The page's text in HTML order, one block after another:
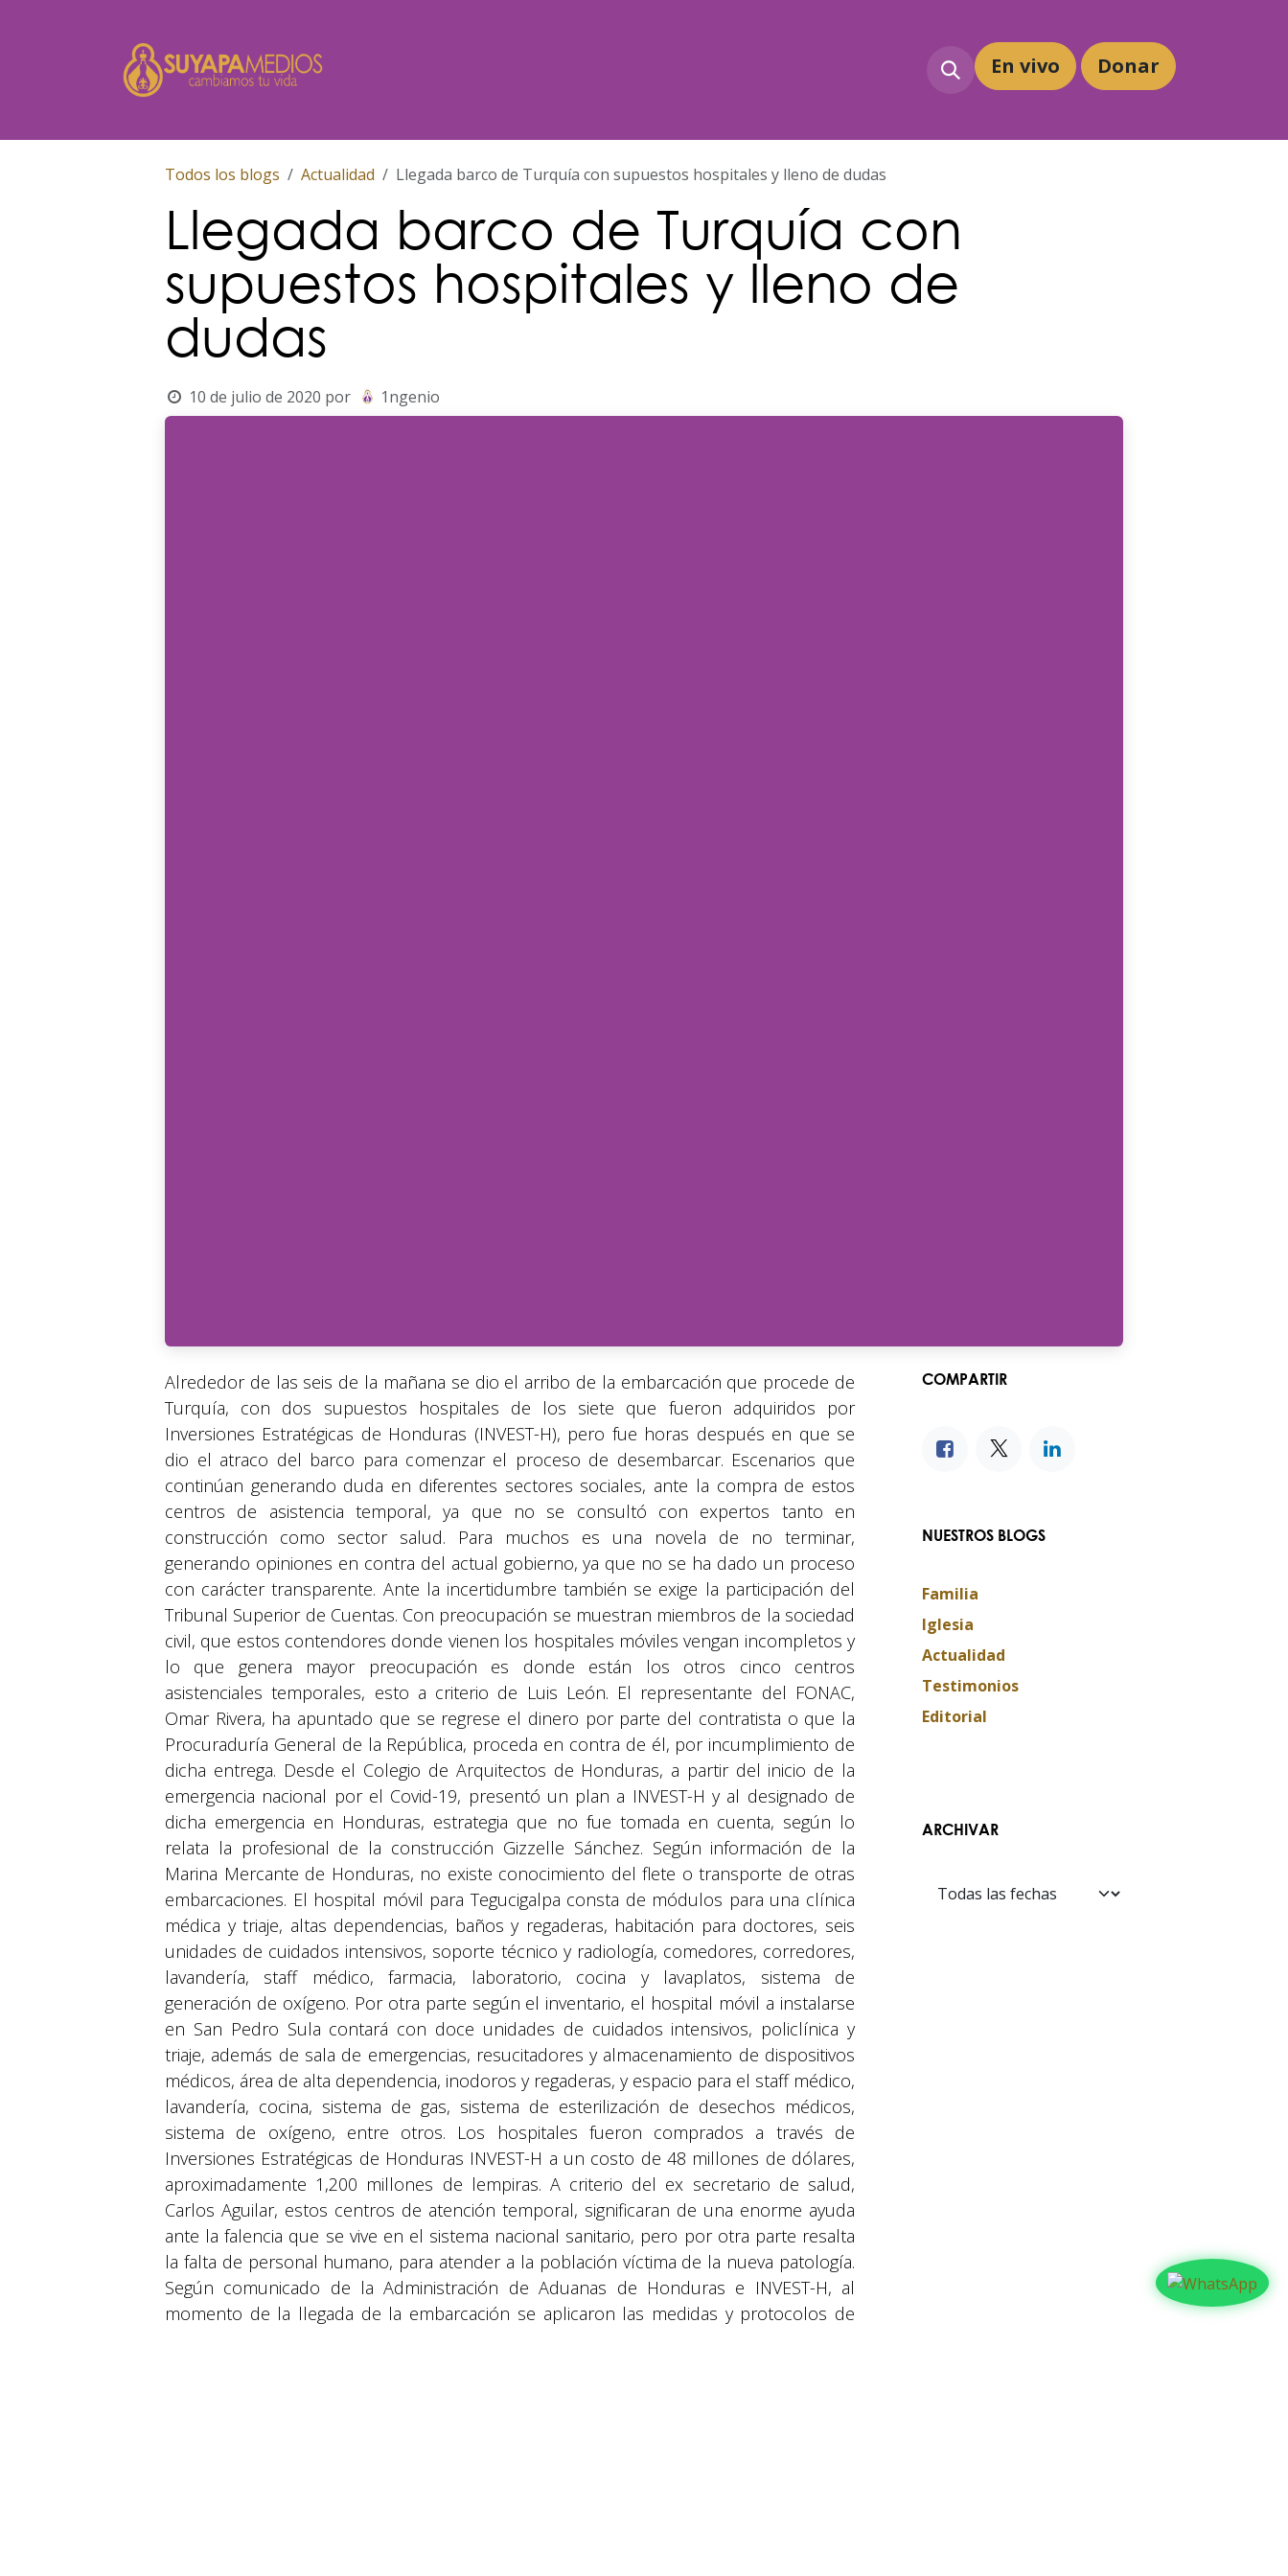
En vivo Donar
Todos los blogs Actualidad Llegada barco de Turquía con supuestos hospitales y lleno de dudas
Llegada barco de Turquía con
supuestos hospitales y lleno de
dudas
10 de julio de 2020 por 1ngenio
Alrededor de las seis de la mañana se dio el arribo de la embarcación que procede de
Turquía, con dos supuestos hospitales de los siete que fueron adquiridos por
Inversiones Estratégicas de Honduras (INVEST-H), pero fue horas después en que se
dio el atraco del barco para comenzar el proceso de desembarcar. Escenarios que
continúan generando duda en diferentes sectores sociales, ante la compra de estos
centros de asistencia temporal, ya que no se consultó con expertos tanto en
construcción como sector salud. Para muchos es una novela de no terminar,
generando opiniones en contra del actual gobierno, ya que no se ha dado un proceso
con carácter transparente. Ante la incertidumbre también se exige la participación del
Tribunal Superior de Cuentas. Con preocupación se muestran miembros de la sociedad
civil, que estos contendores donde vienen los hospitales móviles vengan incompletos y
lo que genera mayor preocupación es donde están los otros cinco centros
asistenciales temporales, esto a criterio de Luis León. El representante del FONAC,
Omar Rivera, ha apuntado que se regrese el dinero por parte del contratista o que la
Procuraduría General de la República, proceda en contra de él, por incumplimiento de
dicha entrega. Desde el Colegio de Arquitectos de Honduras, a partir del inicio de la
emergencia nacional por el Covid-19, presentó un plan a INVEST-H y al designado de
dicha emergencia en Honduras, estrategia que no fue tomada en cuenta, según lo
relata la profesional de la construcción Gizzelle Sánchez. Según información de la
Marina Mercante de Honduras, no existe conocimiento del flete o transporte de otras
embarcaciones. El hospital móvil para Tegucigalpa consta de módulos para una clínica
médica y triaje, altas dependencias, baños y regaderas, habitación para doctores, seis
unidades de cuidados intensivos, soporte técnico y radiología, comedores, corredores,
lavandería, staff médico, farmacia, laboratorio, cocina y lavaplatos, sistema de
generación de oxígeno. Por otra parte según el inventario, el hospital móvil a instalarse
en San Pedro Sula contará con doce unidades de cuidados intensivos, policlínica y
triaje, además de sala de emergencias, resucitadores y almacenamiento de dispositivos
médicos, área de alta dependencia, inodoros y regaderas, y espacio para el staff médico,
lavandería, cocina, sistema de gas, sistema de esterilización de desechos médicos,
sistema de oxígeno, entre otros. Los hospitales fueron comprados a través de
Inversiones Estratégicas de Honduras INVEST-H a un costo de 48 millones de dólares,
aproximadamente 1,200 millones de lempiras. A criterio del ex secretario de salud,
Carlos Aguilar, estos centros de atención temporal, significaran de una enorme ayuda
ante la falencia que se vive en el sistema nacional sanitario, pero por otra parte resalta
la falta de personal humano, para atender a la población víctima de la nueva patología.
Según comunicado de la Administración de Aduanas de Honduras e INVEST-H, al
momento de la llegada de la embarcación se aplicaron las medidas y protocolos de
COMPARTIR
NUESTROS BLOGS
Familia
Iglesia
Actualidad
Testimonios
Editorial
ARCHIVAR
Suyapa Medios, es una multiplataforma de
comunicación católica en Honduras,
promovida por la Fundación para la Educación
y la Comunicación Social.
Política y privacidad
© 2026 Suyapa Medios. Todos los derechos reservados.